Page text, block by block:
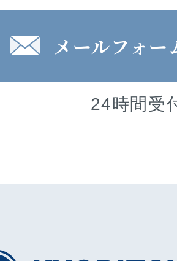
メールフォ
24時間受